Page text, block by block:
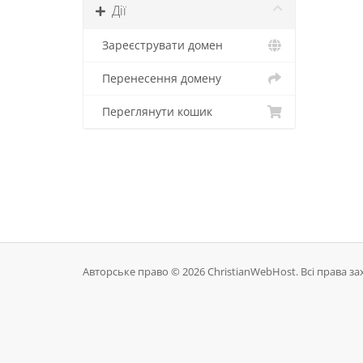
Дії
Зареєструвати домен
Перенесення домену
Переглянути кошик
Авторське право © 2026 ChristianWebHost. Всі права